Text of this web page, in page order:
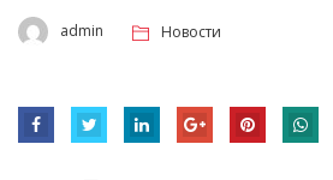
admin Новости